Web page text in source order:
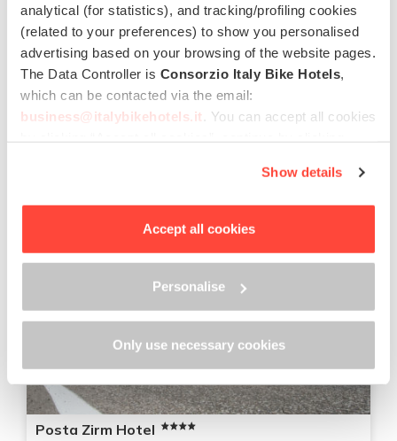
analytical (for statistics), and tracking/profiling cookies
(related to your preferences) to show you personalised
advertising based on your browsing of the website pages.
The Data Controller is Consorzio Italy Bike Hotels,
which can be contacted via the email:
business@italybikehotels.it . You can accept all cookies
In order to withdraw the consent provided previously and
to view the complete information on data processing,
Show details
Accept all cookies
Personalise
Only use necessary cookies
Sporthotel Exclusive
San Vigiglio di Marebbe,Dolomiti Sellaronda
Piscina
Centro benessere
Centro Fitness
Ristorante
Posta Zirm Hotel